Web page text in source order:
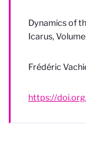
Dynamics of
Icarus,
Frédéric
https://